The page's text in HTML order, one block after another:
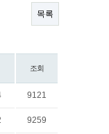
목록
조회
9121
9259